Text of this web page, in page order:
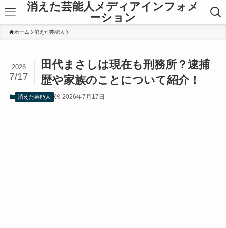
消えた芸能人メディアインフォメ
ーション
ホーム 消えた芸能人
田代まさしは現在も刑務所？逮捕
歴や家族のことについて紹介！
2026
7/17
消えた芸能人 2026年7月17日